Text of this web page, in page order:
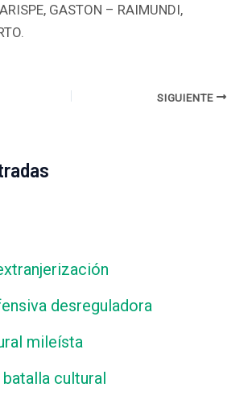
GASTON – RAIMUNDI,
SIGUIENTE
desreguladora
mileísta
cultural